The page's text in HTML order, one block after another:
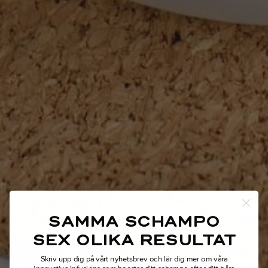
SAMMA SCHAMPO
SEX OLIKA RESULTAT
Skriv upp dig på vårt nyhetsbrev och lär dig mer om våra